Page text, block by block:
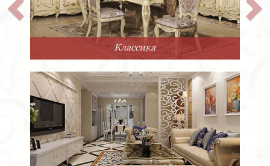
Классика